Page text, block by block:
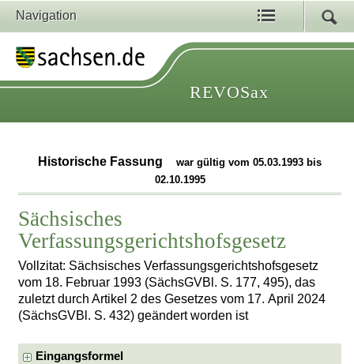
Navigation
REVOSax
Historische Fassung
war gültig vom 05.03.1993 bis
02.10.1995
Sächsisches
Verfassungsgerichtshofsgesetz
Vollzitat: Sächsisches Verfassungsgerichtshofsgesetz
vom 18. Februar 1993 (SächsGVBl. S. 177, 495), das
zuletzt durch Artikel 2 des Gesetzes vom 17. April 2024
(SächsGVBl. S. 432) geändert worden ist
Eingangsformel